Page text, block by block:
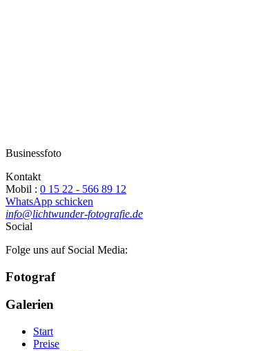
Businessfoto
Kontakt
Mobil : 0 15 22 - 566 89 12
WhatsApp schicken
info@lichtwunder-fotografie.de
Social
Folge uns auf Social Media:
Fotograf
Galerien
Start
Preise